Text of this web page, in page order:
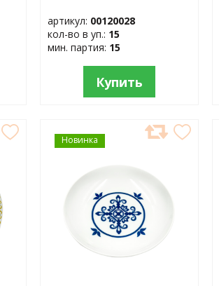
артикул: 00120028
кол-во в уп.: 15
мин. партия: 15
Купить
Новинка
ДОБАВИТЬ
В